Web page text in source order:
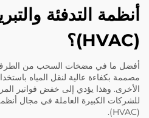
أنظمة التدفئة
(HVAC)؟
أفضل ما في مضخات السحب من الطرف
مصممة بكفاءة عالية لنقل المياه
الأخرى. وهذا يؤدي إلى خفض فواتير
للشركات الكبيرة العاملة في مجال أنظمة
(HVAC).